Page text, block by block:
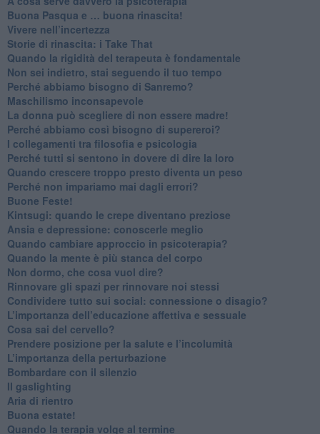
​Buona Pasqua e … buona rinascita!
​Vivere nell’incertezza
​Storie di rinascita: i Take That
​Quando la rigidità del terapeuta è fondamentale
​Non sei indietro, stai seguendo il tuo tempo
​Perché abbiamo bisogno di Sanremo?
​Maschilismo inconsapevole
​La donna può scegliere di non essere madre!
​Perché abbiamo così bisogno di supereroi?
​I collegamenti tra filosofia e psicologia
​Perché tutti si sentono in dovere di dire la loro
​Quando crescere troppo presto diventa un peso
​Perché non impariamo mai dagli errori?
​Buone Feste!
​Kintsugi: quando le crepe diventano preziose
Ansia e depressione: conoscerle meglio
Quando cambiare approccio in psicoterapia?
​Quando la mente è più stanca del corpo
Non dormo, che cosa vuol dire?
​Rinnovare gli spazi per rinnovare noi stessi
​Condividere tutto sui social: connessione o disagio?
​L’importanza dell’educazione affettiva e sessuale
​Cosa sai del cervello?
Prendere posizione per la salute e l’incolumità
L’importanza della perturbazione
​Bombardare con il silenzio
Il gaslighting
Aria di rientro
Buona estate!
​Quando la terapia volge al termine